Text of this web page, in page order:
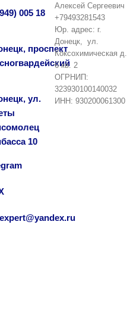
005 18
проспект
ул.
10
Алексей Сергеевич
+79493281543
Юр. адрес: г.
Донецк, ул.
Коксохимическая д.
6 кв. 2
ОГРНИП:
323930100140032
ИНН: 930200061300